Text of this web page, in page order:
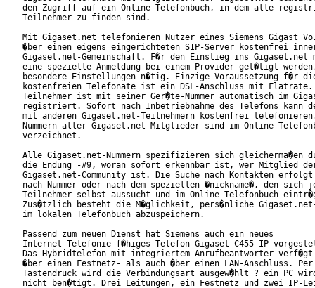
den Zugriff auf ein Online-Telefonbuch, in dem alle
Teilnehmer zu finden sind.
Mit Gigaset.net telefonieren Nutzer eines Siemens Gigast
�ber einen eigens eingerichteten SIP-Server kostenfrei
Gigaset.net-Gemeinschaft. F�r den Einstieg ins Gigaset.net
eine spezielle Anmeldung bei einem Provider get�tigt
besondere Einstellungen n�tig. Einzige Voraussetzung f�r
kostenfreien Telefonate ist ein DSL-Anschluss mit Flatrate.
Teilnehmer ist mit seiner Ger�te-Nummer automatisch im
registriert. Sofort nach Inbetriebnahme des Telefons kann
mit anderen Gigaset.net-Teilnehmern kostenfrei
Nummern aller Gigaset.net-Mitglieder sind im Online-
verzeichnet.
Alle Gigaset.net-Nummern spezifizieren sich gleicherma�en
die Endung -#9, woran sofort erkennbar ist, wer Mitglied
Gigaset.net-Community ist. Die Suche nach Kontakten erfolgt
nach Nummer oder nach dem speziellen �nickname�, den sich
Teilnehmer selbst aussucht und im Online-Telefonbuch
Zus�tzlich besteht die M�glichkeit, pers�nliche
im lokalen Telefonbuch abzuspeichern.
Passend zum neuen Dienst hat Siemens auch ein neues
Internet-Telefonie-f�higes Telefon Gigaset C455 IP
Das Hybridtelefon mit integriertem Anrufbeantworter verf�gt
�ber einen Festnetz- als auch �ber einen LAN-Anschluss. Per
Tastendruck wird die Verbindungsart ausgew�hlt ? ein PC
nicht ben�tigt. Drei Leitungen, ein Festnetz und zwei IP-